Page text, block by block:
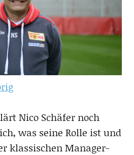
Nico Schäfer noch
was seine Rolle ist und
klassischen Manager-